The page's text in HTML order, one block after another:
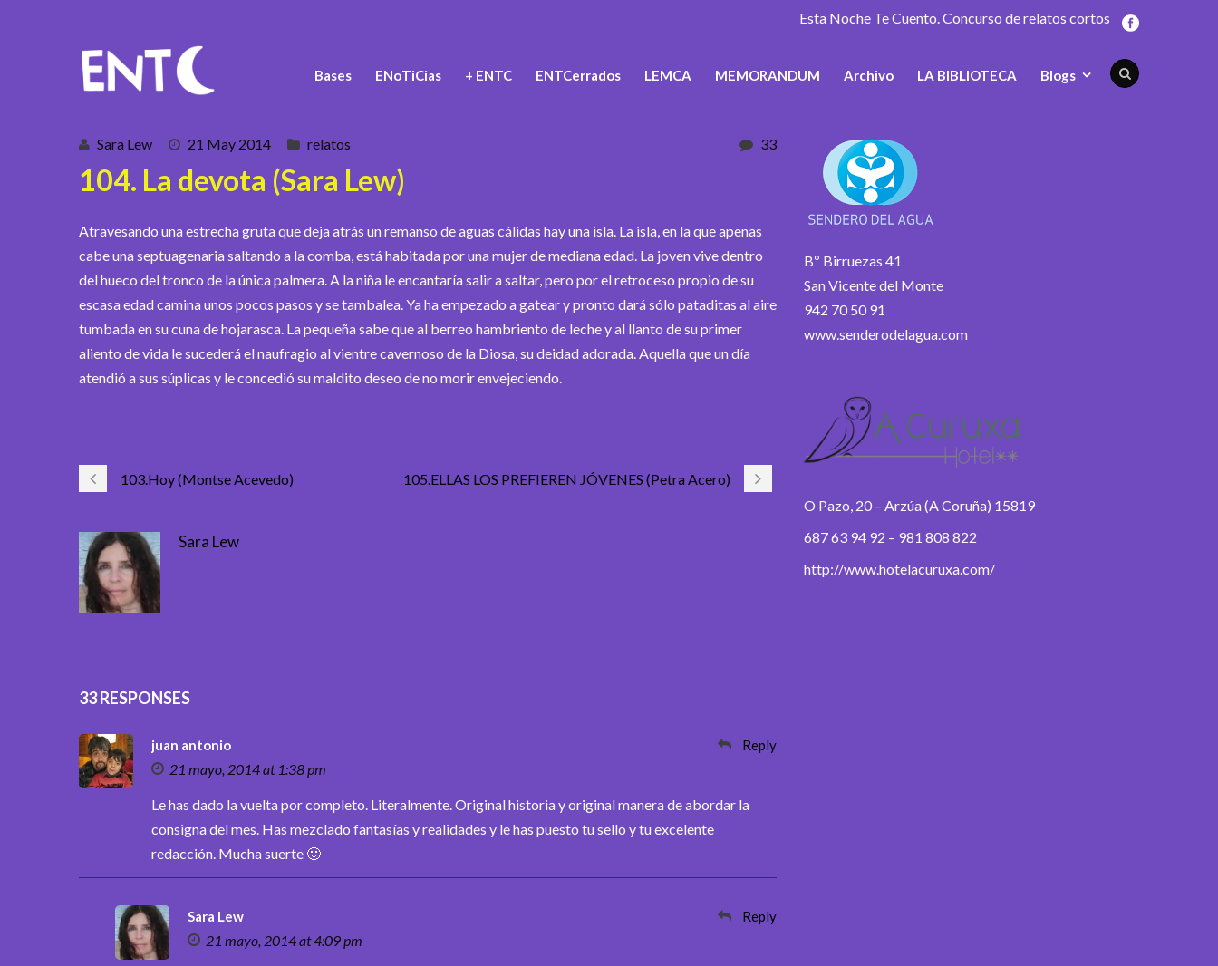
Esta Noche Te Cuento. Concurso de relatos cortos
Bases ENoTiCias + ENTC ENTCerrados LEMCA MEMORANDUM Archivo LA BIBLIOTECA Blogs
Sara Lew 21 May 2014 relatos 33
104. La devota (Sara Lew)
Atravesando una estrecha gruta que deja atrás un remanso de aguas cálidas hay una isla. La isla, en la que apenas
cabe una septuagenaria saltando a la comba, está habitada por una mujer de mediana edad. La joven vive dentro
del hueco del tronco de la única palmera. A la niña le encantaría salir a saltar, pero por el retroceso propio de su
escasa edad camina unos pocos pasos y se tambalea. Ya ha empezado a gatear y pronto dará sólo pataditas al aire
tumbada en su cuna de hojarasca. La pequeña sabe que al berreo hambriento de leche y al llanto de su primer
aliento de vida le sucederá el naufragio al vientre cavernoso de la Diosa, su deidad adorada. Aquella que un día
atendió a sus súplicas y le concedió su maldito deseo de no morir envejeciendo.
103.Hoy (Montse Acevedo) 105.ELLAS LOS PREFIEREN JÓVENES (Petra Acero)
Sara Lew
33 RESPONSES
juan antonio
21 mayo, 2014 at 1:38 pm
Reply
Le has dado la vuelta por completo. Literalmente. Original historia y original manera de abordar la
consigna del mes. Has mezclado fantasías y realidades y le has puesto tu sello y tu excelente
redacción. Mucha suerte 🙂
Sara Lew
21 mayo, 2014 at 4:09 pm
Reply
Bº Birruezas 41
San Vicente del Monte
942 70 50 91
www.senderodelagua.com
O Pazo, 20 – Arzúa (A Coruña) 15819
687 63 94 92 – 981 808 822
http://www.hotelacuruxa.com/